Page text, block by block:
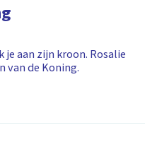
je aan zijn kroon. Rosalie
van de Koning.